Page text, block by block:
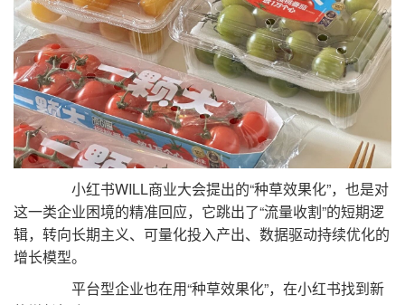
小红书WILL商业大会提出的“种草效果化”，也是对
这一类企业困境的精准回应，它跳出了“流量收割”的短期逻
辑，转向长期主义、可量化投入产出、数据驱动持续优化的
增长模型。
平台型企业也在用“种草效果化”，在小红书找到新